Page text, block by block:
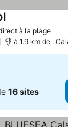
à la plage
Consulter les
à 1.9 km de :
16 sites